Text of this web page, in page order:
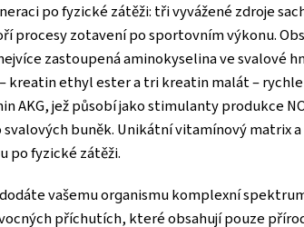
po fyzické zátěži: tři vyvážené zdroje
procesy zotavení po sportovním výkonu.
zastoupená aminokyselina ve svalové
ethyl ester a tri kreatin malát –
AKG, jež působí jako stimulanty produkce
buněk. Unikátní vitamínový matrix
po fyzické zátěži.
vašemu organismu komplexní
příchutích, které obsahují pouze